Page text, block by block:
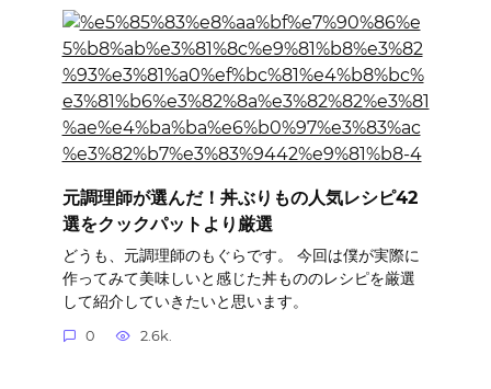
元調理師が選んだ！丼ぶりもの人気レシピ42
選をクックパットより厳選
どうも、元調理師のもぐらです。 今回は僕が実際に
作ってみて美味しいと感じた丼もののレシピを厳選
して紹介していきたいと思います。
0 2.6k.